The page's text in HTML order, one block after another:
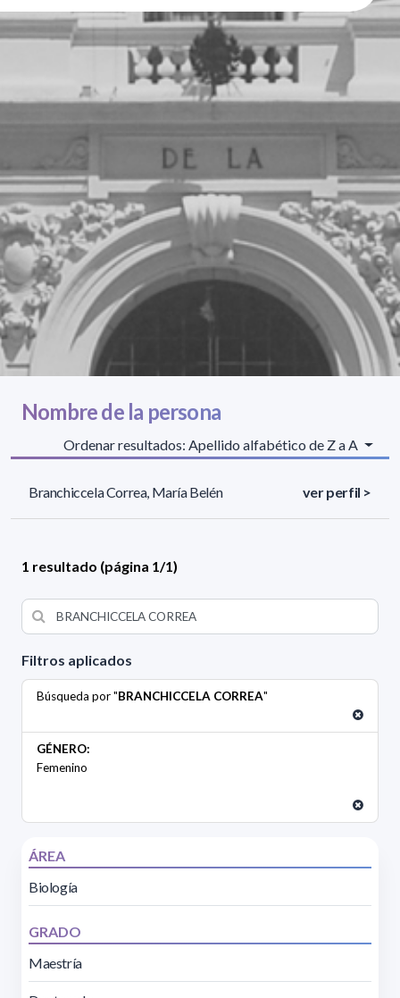
Filtros aplicados
Búsqueda por "BRANCHICCELA CORREA"
GÉNERO:
Femenino
ÁREA
Biología
GRADO
Maestría
Nombre de la persona
Ordenar resultados: Apellido alfabético de Z a A
Branchiccela Correa, María Belén ver perfil >
1 resultado (página 1/1)